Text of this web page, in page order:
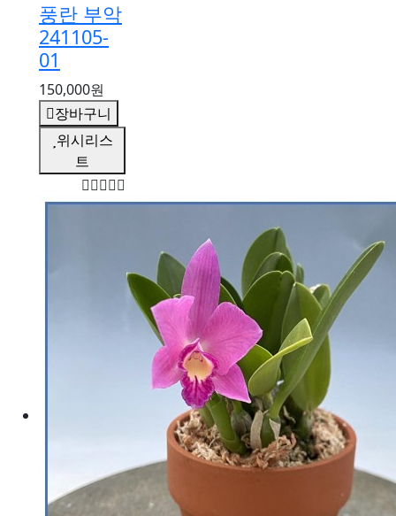
풍란 부악
241105-
01
150,000원
장바구니
위시리스
트